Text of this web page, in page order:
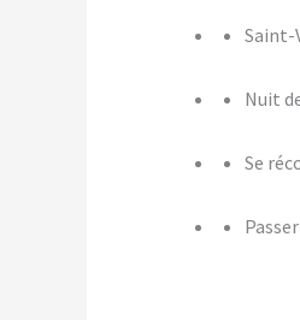
Saint-
Nuit
Se